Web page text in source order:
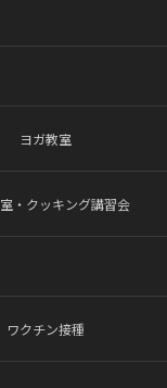
ヨガ教室
・クッキング講習会
ワクチン接種